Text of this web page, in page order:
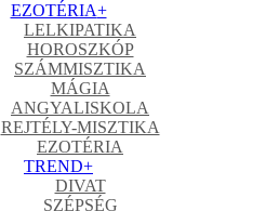
EZOTÉRIA+
LELKIPATIKA
HOROSZKÓP
SZÁMMISZTIKA
MÁGIA
ANGYALISKOLA
REJTÉLY-MISZTIKA
EZOTÉRIA
TREND+
DIVAT
SZÉPSÉG